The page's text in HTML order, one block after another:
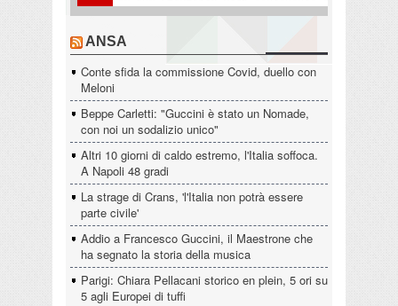
ANSA
Conte sfida la commissione Covid, duello con
Meloni
Beppe Carletti: "Guccini è stato un Nomade,
con noi un sodalizio unico"
Altri 10 giorni di caldo estremo, l'Italia soffoca.
A Napoli 48 gradi
La strage di Crans, 'l'Italia non potrà essere
parte civile'
Addio a Francesco Guccini, il Maestrone che
ha segnato la storia della musica
Parigi: Chiara Pellacani storico en plein, 5 ori su
5 agli Europei di tuffi